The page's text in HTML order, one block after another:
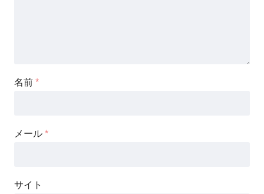
名前 *
メール *
サイト